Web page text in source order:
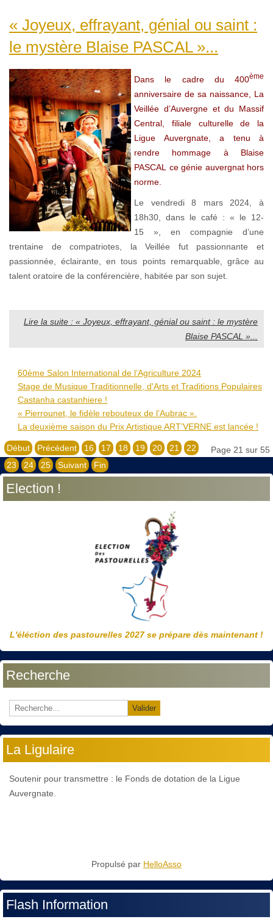
« Joyeux, effrayant, génial ou saint :
le mystère Blaise PASCAL »...
Dans le cadre du 400ème
anniversaire de sa naissance, La
Veillée d’Auvergne et du Massif
Central, filiale culturelle de la
Ligue Auvergnate, a tenu à
rendre hommage à Blaise
PASCAL ce génie auvergnat hors
norme.
Le vendredi 8 mars 2024, à
18h30, dans le café : « le 12-
15 », en compagnie d’une
trentaine de compatriotes, la Veillée fut passionnante et
passionnée, éclairante, en tous points remarquable, grâce au
talent oratoire de la conférencière, habitée par son sujet.
Lire la suite : « Joyeux, effrayant, génial ou saint : le mystère
Blaise PASCAL »...
60ème Salon International de l’Agriculture 2024
Stage de Musique Traditionnelle, d'Arts et Traditions Populaires
Castanha castanhiere !
« Pierrounet, le fidèle rebouteux de l’Aubrac ».
La deuxième saison du Prix Artistique ART’VERNE est lancée !
Page 21 sur 55
Début Précédent 16 17 18 19 20 21
22
23
24 25 Suivant Fin
Election !
L'éléction des pastourelles 2027 se prépare dès maintenant !
Recherche
Valider
La Ligulaire
Soutenir pour transmettre : le Fonds de dotation de la Ligue
Auvergnate.
Propulsé par HelloAsso
Flash Information